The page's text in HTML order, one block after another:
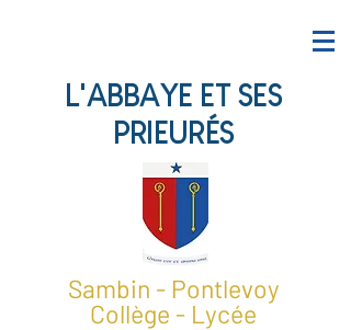
L'ABBAYE ET SES
PRIEURÉS
Sambin - Pontlevoy
Collège - Lycée